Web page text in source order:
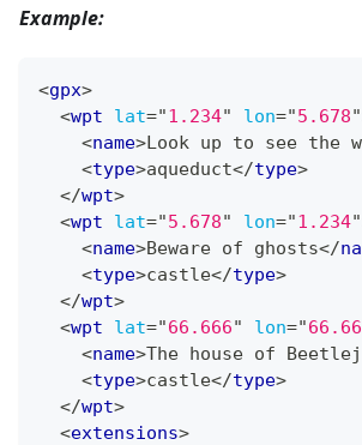
Example:
<gpx>
<wpt lat="1.234" lon="5.678"
<name>Look up to see the
<type>aqueduct</type>
</wpt>
<wpt lat="5.678" lon="1.234"
<name>Beware of ghosts</
<type>castle</type>
</wpt>
<wpt lat="66.666" lon="
<name>The house of
<type>castle</type>
</wpt>
<extensions>